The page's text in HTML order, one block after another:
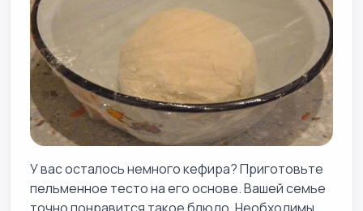
У вас осталось немного кефира? Приготовьте
пельменное тесто на его основе. Вашей семье